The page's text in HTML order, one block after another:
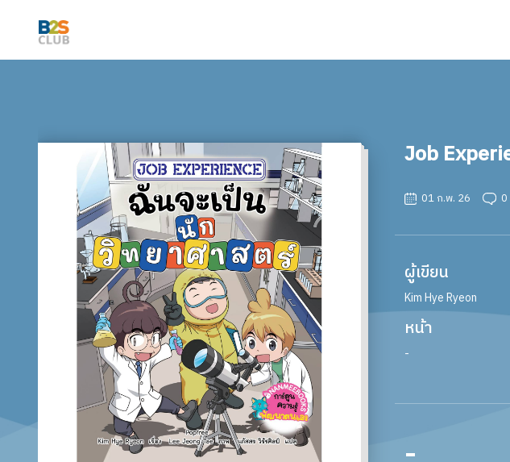
Job
01 ก.พ. 26 0
ผู้เขียน
Kim Hye Ryeon
หน้า
-